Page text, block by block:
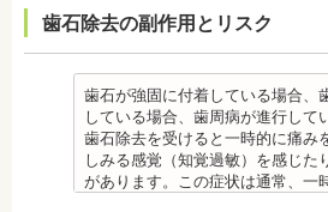
あります。特に切歯（せっし：上
の凸凹が大きい患者様の場合、発
す。
・顎の成長に合わせて歯並びを治
時的に歯並びが悪い状態になるこ
・大人になってから再度矯正が必
ります。
・定期的な通院などにご協力いた
療の結果に差が出る場合がありま
気、不眠など不定愁訴が起こる場
で、鎮痛剤、吐き気止め等、歯科
服用する場合があります。
・治療中と治療後の見た目に個人
れる治療です。また、歯科医師と
こりえます。歯科医師とよくご相
・矯正力が強すぎると、歯の根が
収」が起こるリスクが高くなりま
・歯や骨の状態、歯の動きを妨げ
が崩れることで、口が大きく開か
ときに痛みが出る顎関節症を発症
す。他にも自律神経失調症になる
噛み合わせが原因の場合は、噛み
います。
・矯正終了後に矯正箇所が元に戻
す。
その他
・治したい部分の一部の歯並びに
・心臓の疾患、骨粗鬆症等、内科
治療に適さないケースもあります
・歯がない箇所のリカバリー治療
箇所のみの治療ではなく、全体の
してくれる方針を選択するとよい
・手術ではありますが、麻酔を行
痛みを感じることは基本的にあり
歯学博士（口腔外科学）
す。また、歯科のクリーニングだ
周病の予防にはなりません。
毎日のブラッシングなどは継続し
ます。
備考
自宅で、歯磨きをしていても、落
い汚れや、歯石の元となる歯垢・
歯科で専門の機器・技術によって
歯石除去の副作用とリスク
歯石が強固に付着している場合、
している場合、歯周病が進行して
歯石除去を受けると一時的に痛み
しみる感覚（知覚過敏）を感じた
があります。この症状は通常、一